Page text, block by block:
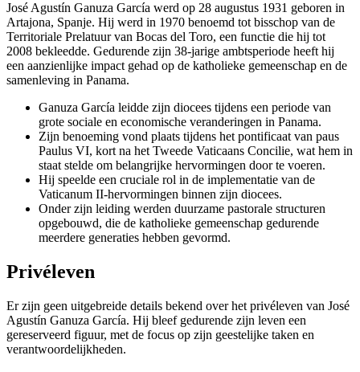
José Agustín Ganuza García werd op 28 augustus 1931 geboren in
Artajona, Spanje. Hij werd in 1970 benoemd tot bisschop van de
Territoriale Prelatuur van Bocas del Toro, een functie die hij tot
2008 bekleedde. Gedurende zijn 38-jarige ambtsperiode heeft hij
een aanzienlijke impact gehad op de katholieke gemeenschap en de
samenleving in Panama.
Ganuza García leidde zijn diocees tijdens een periode van
grote sociale en economische veranderingen in Panama.
Zijn benoeming vond plaats tijdens het pontificaat van paus
Paulus VI, kort na het Tweede Vaticaans Concilie, wat hem in
staat stelde om belangrijke hervormingen door te voeren.
Hij speelde een cruciale rol in de implementatie van de
Vaticanum II-hervormingen binnen zijn diocees.
Onder zijn leiding werden duurzame pastorale structuren
opgebouwd, die de katholieke gemeenschap gedurende
meerdere generaties hebben gevormd.
Privéleven
Er zijn geen uitgebreide details bekend over het privéleven van José
Agustín Ganuza García. Hij bleef gedurende zijn leven een
gereserveerd figuur, met de focus op zijn geestelijke taken en
verantwoordelijkheden.